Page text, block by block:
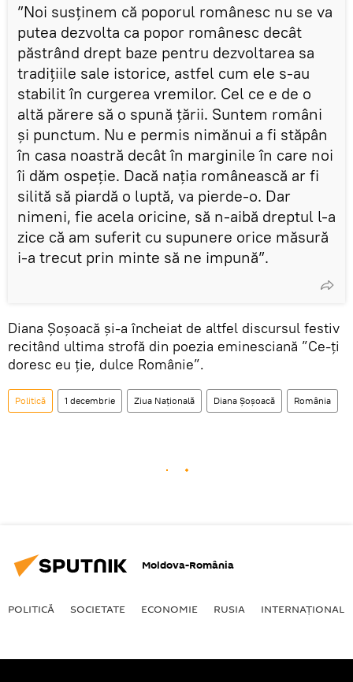
”Noi susținem că poporul românesc nu se va
putea dezvolta ca popor românesc decât
păstrând drept baze pentru dezvoltarea sa
tradițiile sale istorice, astfel cum ele s-au
stabilit în curgerea vremilor. Cel ce e de o
altă părere să o spună țării. Suntem români
și punctum. Nu e permis nimănui a fi stăpân
în casa noastră decât în marginile în care noi
îi dăm ospeție. Dacă nația românească ar fi
silită să piardă o luptă, va pierde-o. Dar
nimeni, fie acela oricine, să n-aibă dreptul l-a
zice că am suferit cu supunere orice măsură
i-a trecut prin minte să ne impună”.
Diana Șoșoacă și-a încheiat de altfel discursul festiv
recitând ultima strofă din poezia eminesciană ”Ce-ți
doresc eu ție, dulce Românie”.
Politică 1 decembrie Ziua Națională Diana Șoșoacă România
Moldova-România
POLITICĂ SOCIETATE ECONOMIE RUSIA INTERNAŢIONAL